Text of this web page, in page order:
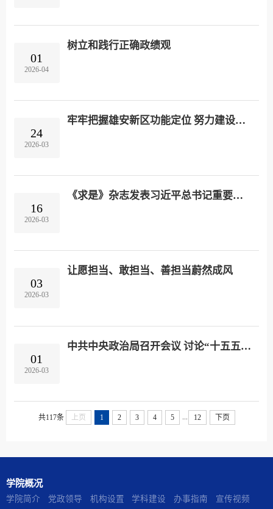
01
2026-04
树立和践行正确政绩观
24
2026-03
牢牢把握雄安新区功能定位 努力建设新时代创新高地和推动高质量发展样板
16
2026-03
《求是》杂志发表习近平总书记重要文章《推动海洋经济高质量发展》
03
2026-03
让愿担当、敢担当、善担当蔚然成风
01
2026-03
中共中央政治局召开会议 讨论“十五五”规划纲要草案和政府工作报告
共117条 上页 1 2 3 4 5 12 下页
学院概况
学院简介 党政领导 机构设置 学科建设 办事指南
宣传视频